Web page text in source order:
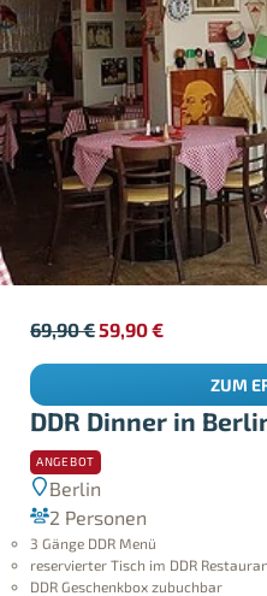
DDR Dinner in
ANGEBOT
Berlin
2 Personen
3 Gänge DDR Menü
reservierter Tisch im DDR
DDR Geschenkbox zubuchbar
69,90€ 59,90€
ZUM